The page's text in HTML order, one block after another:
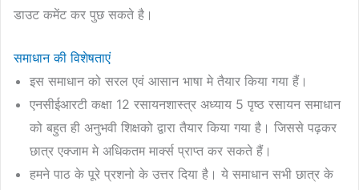
डाउट कमेंट कर पुछ सकते है।
समाधान की विशेषताएं
इस समाधान को सरल एवं आसान भाषा मे तैयार किया गया हैं।
एनसीईआरटी कक्षा 12 रसायनशास्त्र अध्याय 5 पृष्ठ रसायन समाधान
को बहुत ही अनुभवी शिक्षको द्वारा तैयार किया गया है। जिससे पढ़कर
छात्र एक्जाम मे अधिकतम मार्क्स प्राप्त कर सकते हैं।
हमने पाठ के पूरे प्रशनो के उत्तर दिया है। ये समाधान सभी छात्र के